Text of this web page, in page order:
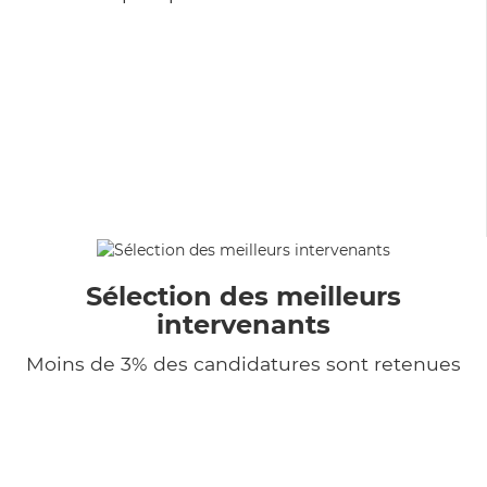
Sélection des meilleurs
intervenants
Moins de 3% des candidatures sont retenues